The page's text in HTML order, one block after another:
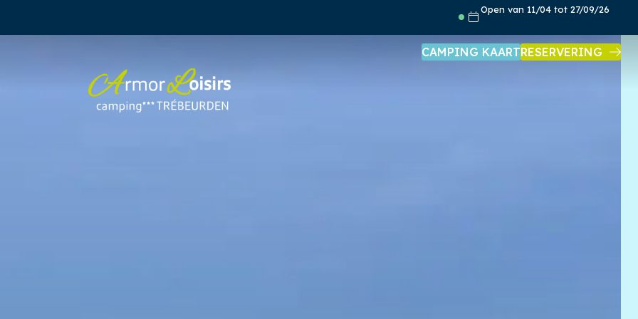
Open van 11/04 tot 27/09/26
CAMPING KAARTRESERVERING